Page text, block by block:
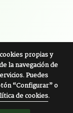
propias y
la navegación de
Puedes
“Configurar” o
de cookies.